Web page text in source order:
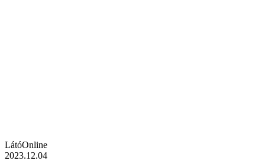
LátóOnline
2023.12.04